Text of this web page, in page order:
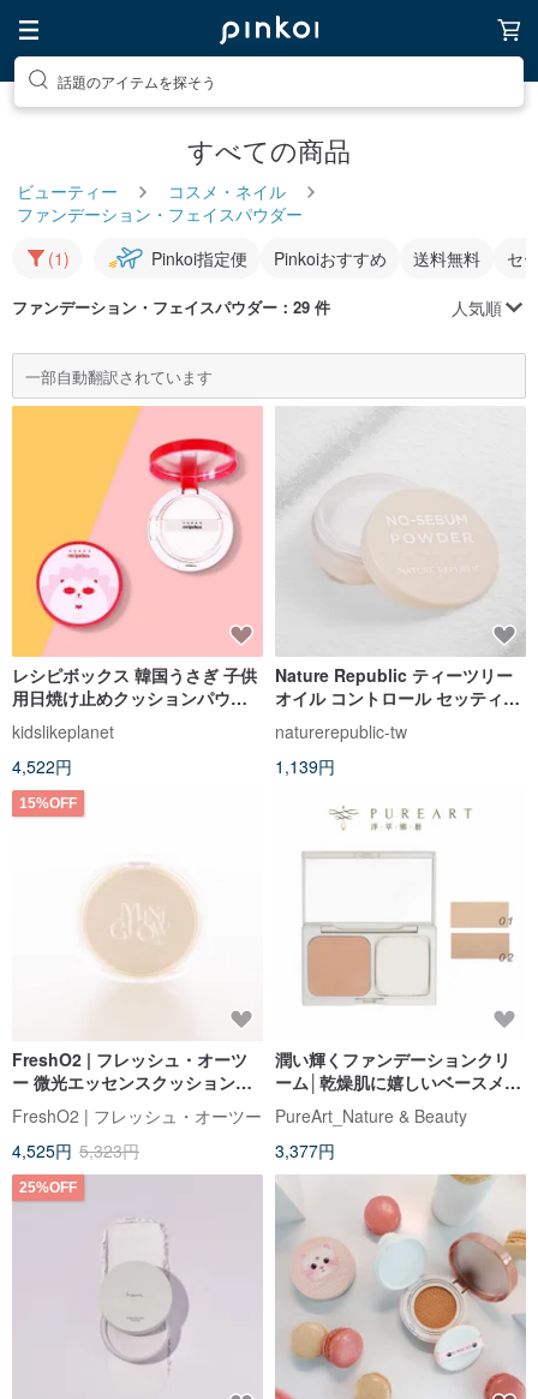
話題のアイテムを探そう
すべての商品
ビューティー
コスメ・ネイル
ファンデーション・フェイスパウダー
(1)
Pinkoi指定便 Pinkoiおすすめ 送料無料 セ
ファンデーション・フェイスパウダー ：29 件 人気順
一部自動翻訳されています
レシピボックス 韓国うさぎ 子供
用日焼け止めクッションパウダ
ー
kidslikeplanet
4,522円
Nature Republic ティーツリー
オイル コントロール セッティン
グ パウダー クリア スキン パウ
ダー - 4g
naturerepublic-tw
1,139円
15%OFF
FreshO2 | フレッシュ・オーツ
ー 微光エッセンスクッションフ
ァンデーション
FreshO2 | フレッシュ・オーツー
4,525円 5,323円
潤い輝くファンデーションクリ
ーム│乾燥肌に嬉しいベースメイ
ク
PureArt_Nature & Beauty
3,377円
25%OFF